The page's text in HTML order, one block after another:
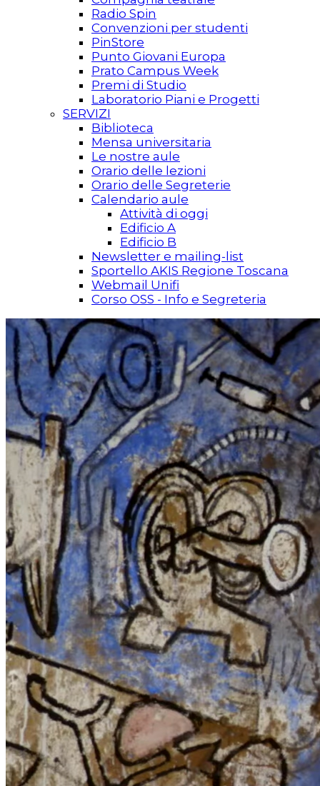
Radio Spin
Convenzioni per studenti
PinStore
Punto Giovani Europa
Prato Campus Week
Premi di Studio
Laboratorio Piani e Progetti
SERVIZI
Biblioteca
Mensa universitaria
Le nostre aule
Orario delle lezioni
Orario delle Segreterie
Calendario aule
Attività di oggi
Edificio A
Edificio B
Newsletter e mailing-list
Sportello AKIS Regione Toscana
Webmail Unifi
Corso OSS - Info e Segreteria